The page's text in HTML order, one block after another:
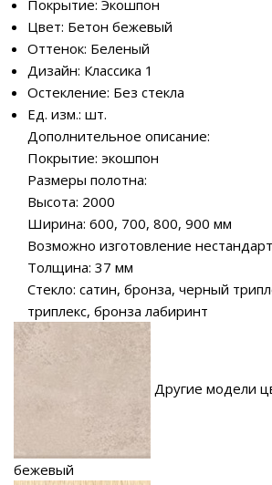
Покрытие: Экошпон
Цвет: Бетон бежевый
Оттенок: Беленый
Дизайн: Классика 1
Остекление: Без стекла
Ед. изм.: шт.
Дополнительное описание:
Покрытие: экошпон
Размеры полотна:
Высота: 2000
Ширина: 600, 700, 800, 900 мм
Возможно изготовление
Толщина: 37 мм
Стекло: сатин, бронза, черный
триплекс, бронза лабиринт
Другие модели
бежевый